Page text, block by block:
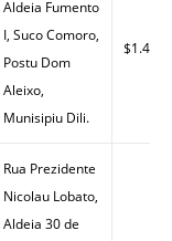
Aldeia Fumento
I, Suco Comoro,
Postu Dom
Aleixo,
Munisipiu Dili.
$1.43
Rua Prezidente
Nicolau Lobato,
Aldeia 30 de